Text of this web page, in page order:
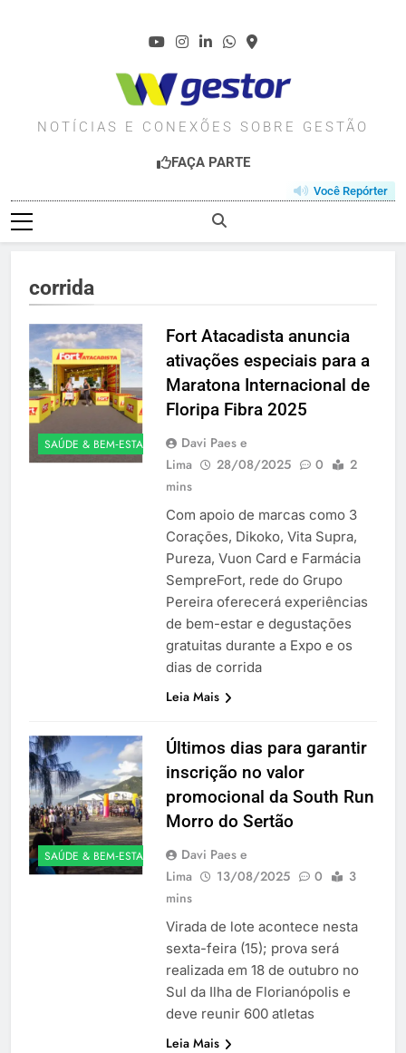
WGESTOR.COM.BR
NOTÍCIAS E CONEXÕES SOBRE GESTÃO
FAÇA PARTE
Você Repórter
corrida
SAÚDE & BEM‑ESTAR
Fort Atacadista anuncia
ativações especiais para a
Maratona Internacional de
Floripa Fibra 2025
Davi Paes e
Lima
28/08/2025 0
2
mins
Com apoio de marcas como 3
Corações, Dikoko, Vita Supra,
Pureza, Vuon Card e Farmácia
SempreFort, rede do Grupo
Pereira oferecerá experiências
de bem-estar e degustações
gratuitas durante a Expo e os
dias de corrida
Leia Mais
SAÚDE & BEM‑ESTAR
Últimos dias para garantir
inscrição no valor
promocional da South Run
Morro do Sertão
Davi Paes e
Lima
13/08/2025 0
3
mins
Virada de lote acontece nesta
sexta-feira (15); prova será
realizada em 18 de outubro no
Sul da Ilha de Florianópolis e
deve reunir 600 atletas
Leia Mais